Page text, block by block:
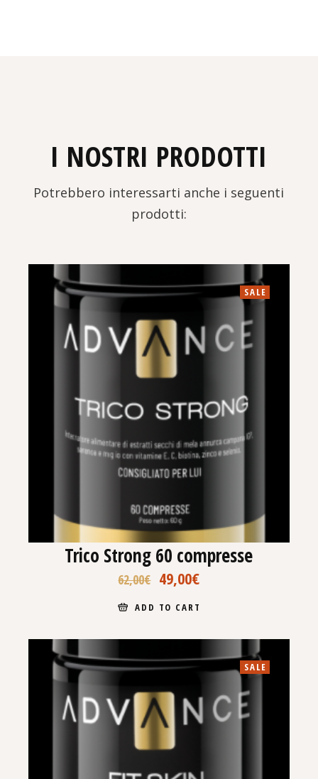
I NOSTRI PRODOTTI
Potrebbero interessarti anche i seguenti
prodotti:
SALE
Trico Strong 60 compresse
62,00€ 49,00€
ADD TO CART
SALE